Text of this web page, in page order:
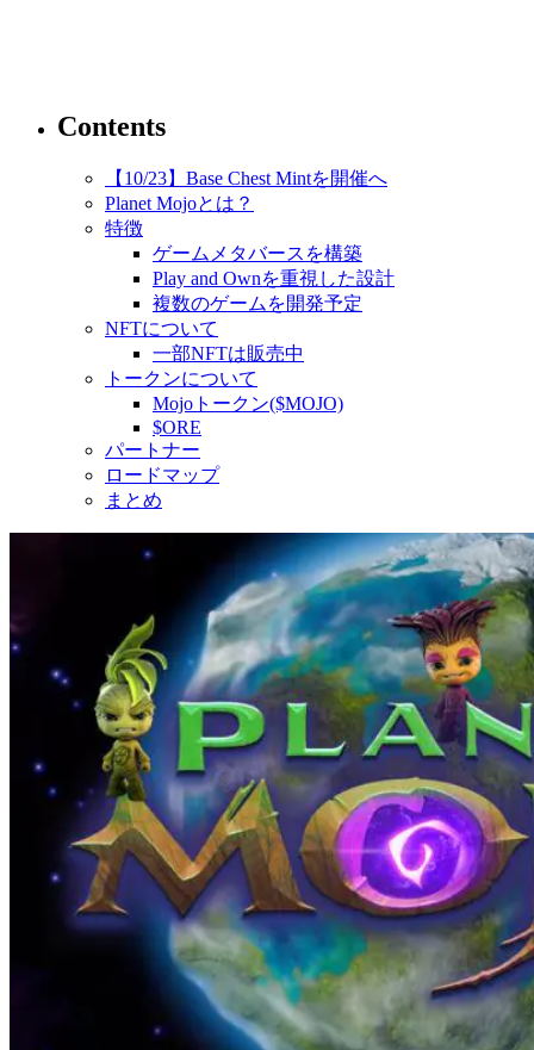
Contents
【10/23】Base Chest Mintを開催へ
Planet Mojoとは？
特徴
ゲームメタバースを構築
Play and Ownを重視した設計
複数のゲームを開発予定
NFTについて
一部NFTは販売中
トークンについて
Mojoトークン($MOJO)
$ORE
パートナー
ロードマップ
まとめ